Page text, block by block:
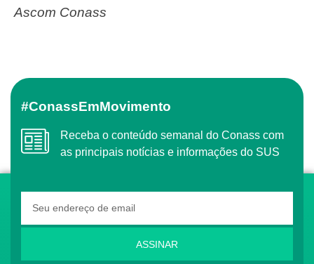
Ascom Conass
#ConassEmMovimento
Receba o conteúdo semanal do Conass com
as principais notícias e informações do SUS
ASSINAR